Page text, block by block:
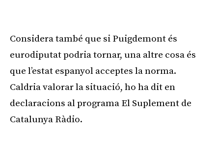
Considera també que si Puigdemont és
eurodiputat podria tornar, una altre cosa és
que l’estat espanyol acceptes la norma.
Caldria valorar la situació, ho ha dit en
declaracions al programa El Suplement de
Catalunya Ràdio.